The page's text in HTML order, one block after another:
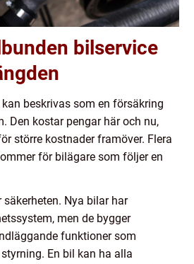
bilservice
kan beskrivas som en försäkring
Den kostar pengar här och nu,
större kostnader framöver. Flera
för bilägare som följer en
säkerheten. Nya bilar har
men de bygger
funktioner som
En bil kan ha alla